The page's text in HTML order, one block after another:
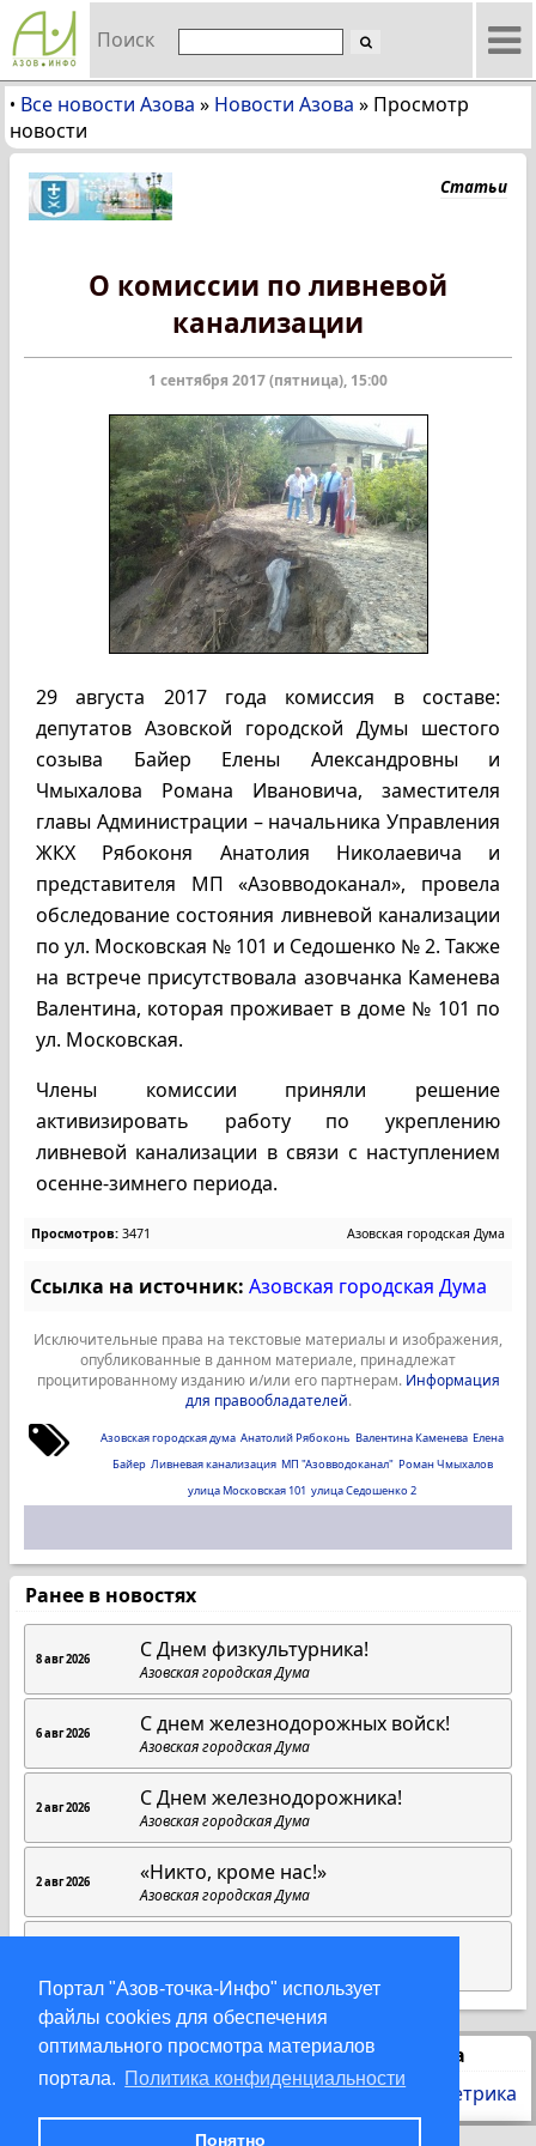
Портал "Азов-точка-Инфо" использует
файлы cookies для обеспечения
оптимального просмотра материалов
портала. Политика конфиденциальности
Понятно
Поиск
• Все новости Азова » Новости Азова » Просмотр
новости
Статьи
О комиссии по ливневой
канализации
1 сентября 2017 (пятница), 15:00
29 августа 2017 года комиссия в составе:
депутатов Азовской городской Думы шестого
созыва Байер Елены Александровны и
Чмыхалова Романа Ивановича, заместителя
главы Администрации – начальника Управления
ЖКХ Рябоконя Анатолия Николаевича и
представителя МП «Азовводоканал», провела
обследование состояния ливневой канализации
по ул. Московская № 101 и Седошенко № 2. Также
на встрече присутствовала азовчанка Каменева
Валентина, которая проживает в доме № 101 по
ул. Московская.
Члены комиссии приняли решение
активизировать работу по укреплению
ливневой канализации в связи с наступлением
осенне-зимнего периода.
Просмотров: 3471 Азовская городская Дума
Ссылка на источник: Азовская городская Дума
Исключительные права на текстовые материалы и изображения,
опубликованные в данном материале, принадлежат
процитированному изданию и/или его партнерам. Информация
для правообладателей.
Азовская городская дума Анатолий Рябоконь Валентина Каменева Елена
Байер Ливневая канализация МП "Азовводоканал" Роман Чмыхалов
улица Московская 101 улица Седошенко 2
Ранее в новостях
8 авг 2026 C Днем физкультурника!
Азовская городская Дума
6 авг 2026 С днем железнодорожных войск!
Азовская городская Дума
2 авг 2026 С Днем железнодорожника!
Азовская городская Дума
2 авг 2026 «Никто, кроме нас!»
Азовская городская Дума
Статистика